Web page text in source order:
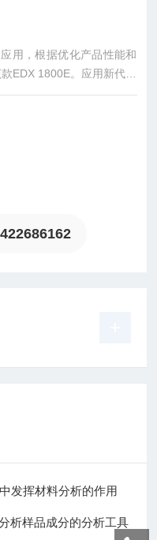
用，根据优化产品性能和
EDX 1800E。应用新代的
用新X光管的大功率提高仪
发挥材料分析的作用
析样品成分的分析工具